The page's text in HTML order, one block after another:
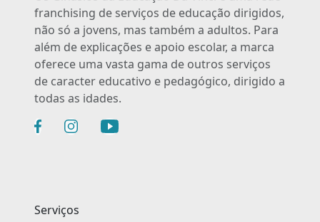
franchising de serviços de educação dirigidos,
não só a jovens, mas também a adultos. Para
além de explicações e apoio escolar, a marca
oferece uma vasta gama de outros serviços
de caracter educativo e pedagógico, dirigido a
todas as idades.
Serviços